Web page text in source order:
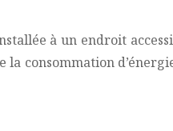
à un endroit
consommation